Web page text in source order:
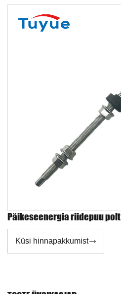
Päikeseenergia riidepuu polt
Küsi hinnapakkumist